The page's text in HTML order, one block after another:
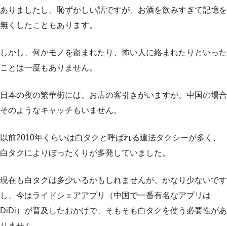
ありましたし、恥ずかしい話ですが、お酒を飲みすぎて記憶を
無くしたこともあります。
しかし、何かモノを盗まれたり、怖い人に絡まれたりといった
ことは一度もありません。
日本の夜の繁華街には、お店の客引きがいますが、中国の場合
そのようなキャッチもいません。
以前2010年くらいは白タクと呼ばれる違法タクシーが多く、
白タクによりぼったくりが多発していました。
現在も白タクは多少いるかもしれませんが、かなり少ないです
し、今はライドシェアアプリ（中国で一番有名なアプリは
DiDi）が普及したおかげで、そもそも白タクを使う必要性があ